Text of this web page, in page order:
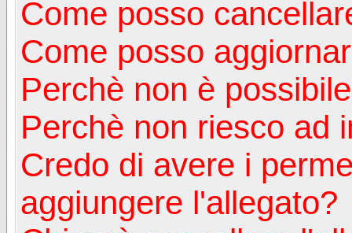
Come posso
Come posso
Perchè non è
Perchè non riesco ad
Credo di avere i
aggiungere l'allegato?